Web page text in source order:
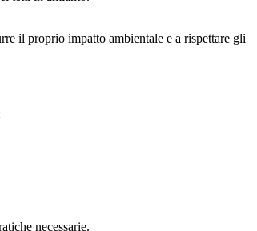
il proprio impatto ambientale e a rispettare gli
necessarie.